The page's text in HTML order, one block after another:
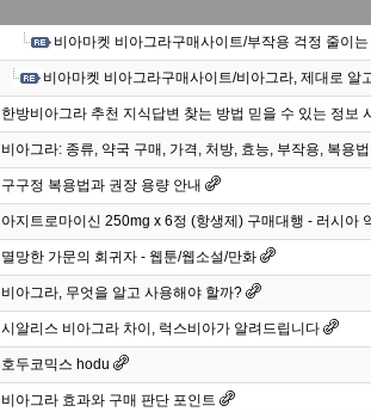
비아마켓 비아그라구매사이트/부작용 걱정 줄이
비아마켓 비아그라구매사이트/비아그라, 제대로 알
한방비아그라 추천 지식답변 찾는 방법 믿을 수 있는 정보
비아그라: 종류, 약국 구매, 가격, 처방, 효능, 부작용, 복용
구구정 복용법과 권장 용량 안내
아지트로마이신 250mg x 6정 (항생제) 구매대행 - 러시아
멸망한 가문의 회귀자 - 웹툰/웹소설/만화
비아그라, 무엇을 알고 사용해야 할까?
시알리스 비아그라 차이, 럭스비아가 알려드립니다
호두코믹스 hodu
비아그라 효과와 구매 판단 포인트